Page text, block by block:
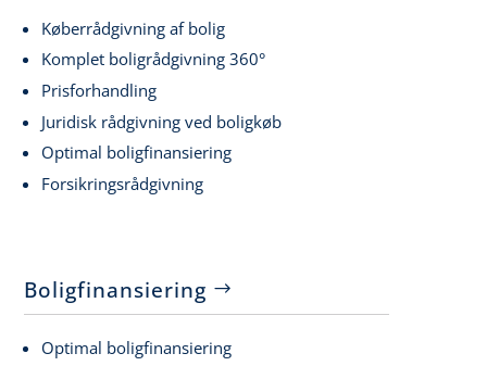
Køberrådgivning af bolig
Komplet boligrådgivning 360°
Prisforhandling
Juridisk rådgivning ved boligkøb
Optimal boligfinansiering
Forsikringsrådgivning
Boligfinansiering
Optimal boligfinansiering